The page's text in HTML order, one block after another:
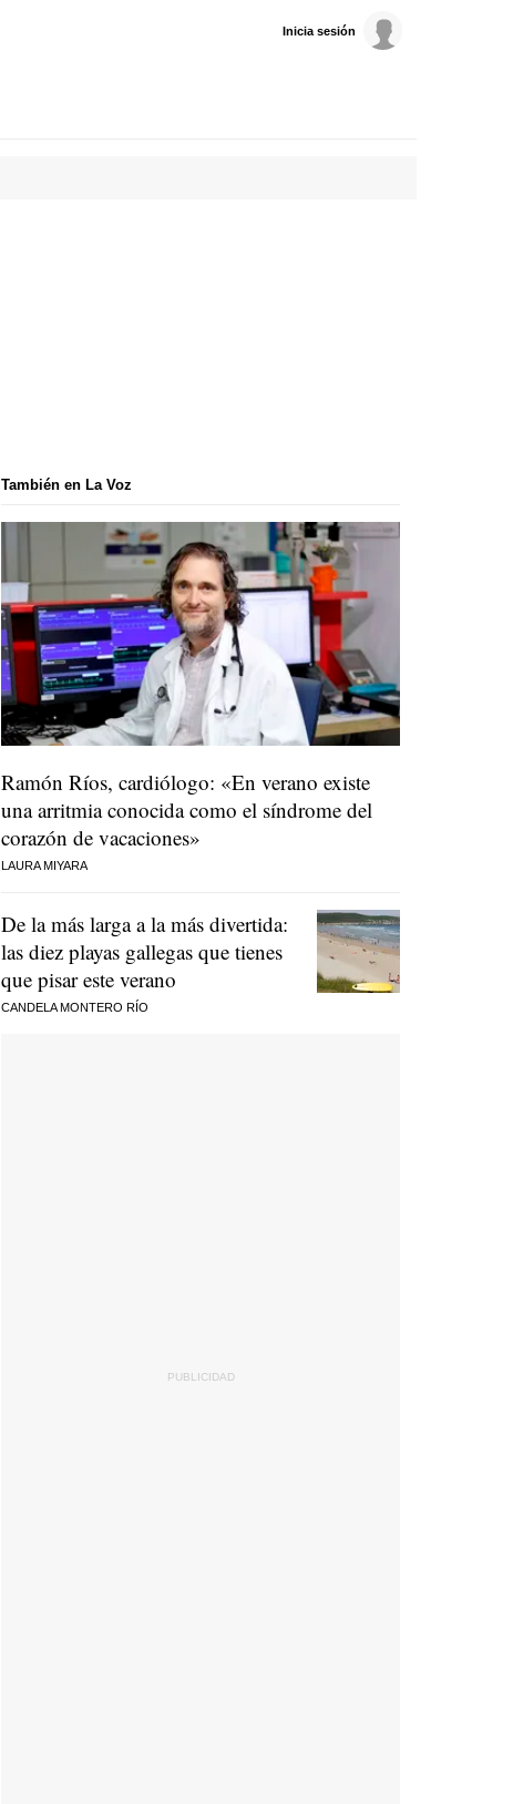
Inicia sesión
También en La Voz
Ramón Ríos, cardiólogo: «En verano existe
una arritmia conocida como el síndrome del
corazón de vacaciones»
LAURA MIYARA
De la más larga a la más divertida:
las diez playas gallegas que tienes
que pisar este verano
CANDELA MONTERO RÍO